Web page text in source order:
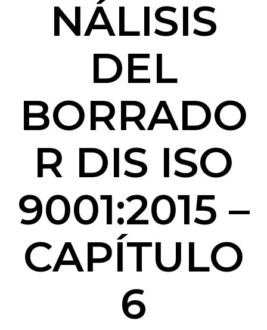
NÁLISIS
DEL
BORRADO
R DIS ISO
9001:2015 –
CAPÍTULO
6